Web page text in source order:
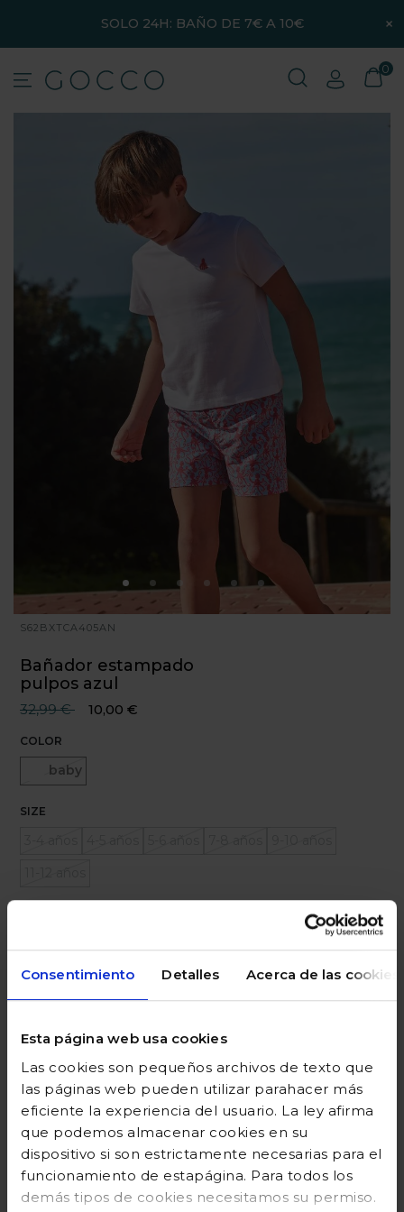
Consentimiento Detalles Acerca de las cookies
Esta página web usa cookies
Las cookies son pequeños archivos de texto que
las páginas web pueden utilizar parahacer más
eficiente la experiencia del usuario. La ley afirma
que podemos almacenar cookies en su
dispositivo si son estrictamente necesarias para el
funcionamiento de estapágina. Para todos los
demás tipos de cookies necesitamos su permiso.
SOLO 24H: BAÑO DE 7€ A 10€ ×
0
S62BXTCA405AN
Bañador estampado
pulpos azul
Precio reducido desde
32,99 €hasta
10,00 €
COLOR
baby
Seleccionado
SIZE
Añadir a la cesta
DESCRIPCIÓN
GUÍA DE TALLAS
DEVOLUCIONES